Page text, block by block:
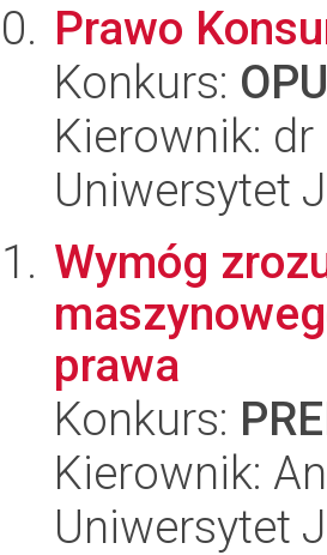
Prawo
Konkurs:
Kierownik: dr
Uniwersytet
Wymóg
prawa
Konkurs:
Kierownik:
Uniwersytet